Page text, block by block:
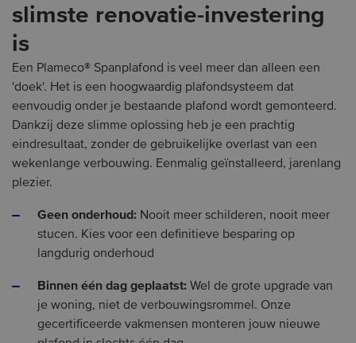
slimste renovatie-investering
is
Een Plameco® Spanplafond is veel meer dan alleen een
'doek'. Het is een hoogwaardig plafondsysteem dat
eenvoudig onder je bestaande plafond wordt gemonteerd.
Dankzij deze slimme oplossing heb je een prachtig
eindresultaat, zonder de gebruikelijke overlast van een
wekenlange verbouwing. Eenmalig geïnstalleerd, jarenlang
plezier.
Geen onderhoud: Nooit meer schilderen, nooit meer
stucen. Kies voor een definitieve besparing op
langdurig onderhoud
Binnen één dag geplaatst: Wel de grote upgrade van
je woning, niet de verbouwingsrommel. Onze
gecertificeerde vakmensen monteren jouw nieuwe